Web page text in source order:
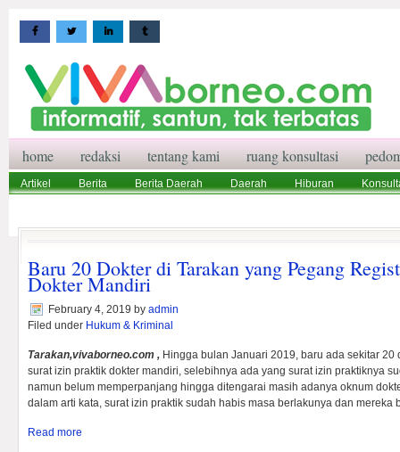
home redaksi tentang kami ruang konsultasi
Artikel Berita Berita Daerah Daerah Hiburan
Baru 20 Dokter di Tarakan yang Pegang
Dokter Mandiri
February 4, 2019 by admin
Filed under Hukum & Kriminal
Tarakan,vivaborneo.com , Hingga bulan Januari 2019, baru ada sekitar
surat izin praktik dokter mandiri, selebihnya ada yang surat izin praktiknya
namun belum memperpanjang hingga ditengarai masih adanya oknum
dalam arti kata, surat izin praktik sudah habis masa berlakunya dan mereka
Read more